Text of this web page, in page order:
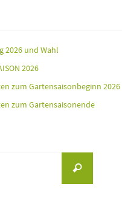
2026 und Wahl
2026
zum Gartensaisonbeginn 2026
zum Gartensaisonende
Suchen